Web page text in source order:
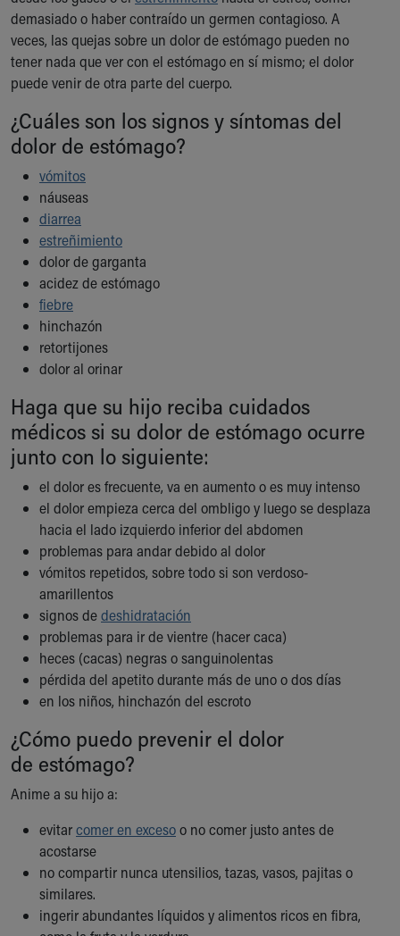
Ronald McDonald House Care Mobile
Health Centers
Symptom Checker
Financial Services
Family Supports
Sports Health Services Provider for Akron Zips
Find a Pediatrics Location
Find a Pediatrician
MyChart
Make an Appointment
Breastfeeding Medicine
Child Passenger Safety
Safe Sleep for Babies
Safe Sleep
About Akron Children's Pediatrics
Who We Are
Building a Brighter Future
Our Mission, Vision, Promise
Calendar of Events
Community Mission
Connect With Us
Our Culture of Caring
Newsroom
Our Leadership
Quality and Patient Safety
Unity and Engagement
Women's Board
Our History
More childhood, please.™
Cincinnati Children's
Your Visit
Directions
Doggie Brigade
Financial Services
Rest Accommodations
Visiting
Gift Shop
Department of Public Safety
Health Info
demasiado o haber contraído un germen contagioso. A
veces, las quejas sobre un dolor de estómago pueden no
tener nada que ver con el estómago en sí mismo; el dolor
puede venir de otra parte del cuerpo.
¿Cuáles son los signos y síntomas del
dolor de estómago?
vómitos
náuseas
diarrea
estreñimiento
dolor de garganta
acidez de estómago
fiebre
hinchazón
retortijones
dolor al orinar
Haga que su hijo reciba cuidados
médicos si su dolor de estómago ocurre
junto con lo siguiente:
el dolor es frecuente, va en aumento o es muy intenso
el dolor empieza cerca del ombligo y luego se desplaza
hacia el lado izquierdo inferior del abdomen
problemas para andar debido al dolor
vómitos repetidos, sobre todo si son verdoso-
amarillentos
signos dedeshidratación
problemas para ir de vientre (hacer caca)
heces (cacas) negras o sanguinolentas
pérdida del apetito durante más de uno o dos días
en los niños, hinchazón del escroto
¿Cómo puedo prevenir el dolor
de estómago?
Anime a su hijo a:
evitarcomer en excesoo no comer justo antes de
acostarse
no compartir nunca utensilios, tazas, vasos, pajitas o
similares.
ingerir abundantes líquidos y alimentos ricos en fibra,